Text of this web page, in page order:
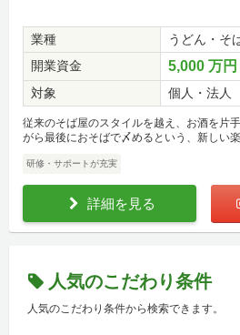
業種
うどん・そ
開業資金
5,000 万円
対象 個人・法人
従来のそば屋のスタイルを越え、お酒を片
がら最後におそばで〆めるという、新しい
研修・サポートが充実
詳細を見る
人気のこだわり条件
人気のこだわり条件から検索できます。